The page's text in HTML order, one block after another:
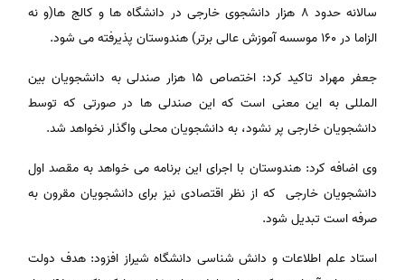
سالانه حدود ۸ هزار دانشجوی خارجی در دانشگاه ها و کالج ها(و نه
الزاما در ۱۶۰ موسسه آموزش عالی برتر) هندوستان پذیرفته می شود.
جعفر مهراد تاکید کرد: اختصاص ۱۵ هزار صندلی به دانشجویان بین
المللی به این معنی است که این صندلی ها در صورتی که توسط
دانشجویان خارجی پر نشود، به دانشجویان محلی واگذار نخواهد شد.
وی اضافه کرد: هندوستان با اجرای این برنامه می خواهد به مقصد اول
دانشجویان خارجی که از نظر اقتصادی نیز برای دانشجویان مقرون به
صرفه است تبدیل شود.
استاد علم اطلاعات و دانش شناسی دانشگاه شیراز افزود: هدف دولت